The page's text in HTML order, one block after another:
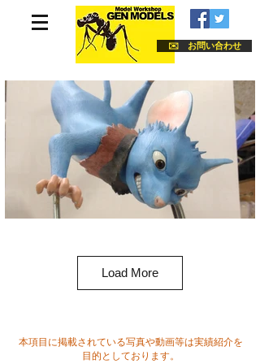
✉️ お問い合わせ
Load More
本項目に掲載されている写真や動画等は実績紹介を
目的としております。